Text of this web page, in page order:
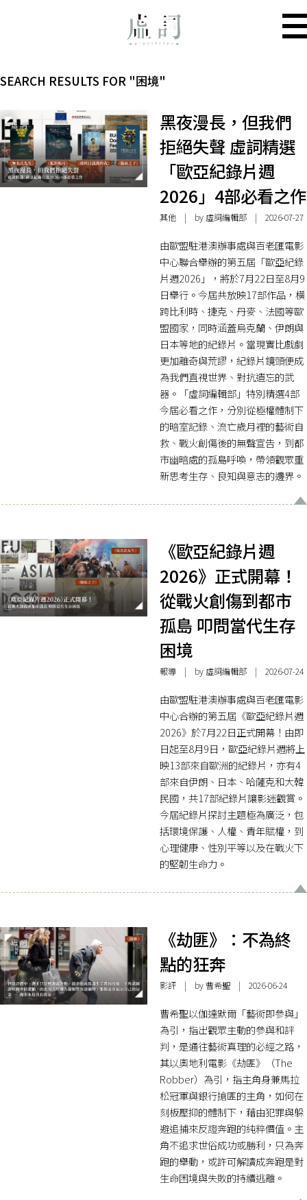
SEARCH RESULTS FOR "困境"
黑夜漫長，但我們
拒絕失聲 虛詞精選
「歐亞紀錄片週
2026」4部必看之作
其他| by 虛詞編輯部 | 2026-07-27
由歐盟駐港澳辦事處與百老匯電影
中心聯合舉辦的第五屆「歐亞紀錄
片週2026」，將於7月22日至8月9
日舉行。今屆共放映17部作品，橫
跨比利時、捷克、丹麥、法國等歐
盟國家，同時涵蓋烏克蘭、伊朗與
日本等地的紀錄片。當現實比戲劇
更加離奇與荒謬，紀錄片鏡頭便成
為我們直視世界、對抗遺忘的武
器。「虛詞編輯部」特別精選4部
今屆必看之作，分別從極權體制下
的暗室記錄、流亡歲月裡的藝術自
救、戰火創傷後的無聲宣告，到都
市幽暗處的孤島呼喚，帶領觀眾重
新思考生存、良知與意志的邊界。
《歐亞紀錄片週
2026》正式開幕！
從戰火創傷到都市
孤島 叩問當代生存
困境
報導| by 虛詞編輯部 | 2026-07-24
由歐盟駐港澳辦事處與百老匯電影
中心合辦的第五屆《歐亞紀錄片週
2026》於7月22日正式開幕！由即
日起至8月9日，歐亞紀錄片週將上
映13部來自歐洲的紀錄片，亦有4
部來自伊朗、日本、哈薩克和大韓
民國，共17部紀錄片讓影迷觀賞。
今屆紀錄片探討主題極為廣泛，包
括環境保護、人權、青年賦權，到
心理健康、性別平等以及在戰火下
的堅韌生命力。
《劫匪》：不為終
點的狂奔
影評| by 曹希聖 | 2026-06-24
曹希聖以伽達默爾「藝術即參與」
為引，指出觀眾主動的參與和評
判，是通往藝術真理的必經之路，
其以奧地利電影《劫匪》（The
Robber）為引，指主角身兼馬拉
松冠軍與銀行搶匪的主角，如何在
刻板壓抑的體制下，藉由犯罪與躲
避追捕來反證奔跑的純粹價值。主
角不追求世俗成功或勝利，只為奔
跑的舉動，或許可解讀成奔跑是對
生命困境與失敗的持續逃離。